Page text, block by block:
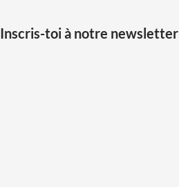
Inscris-toi à notre newsletter